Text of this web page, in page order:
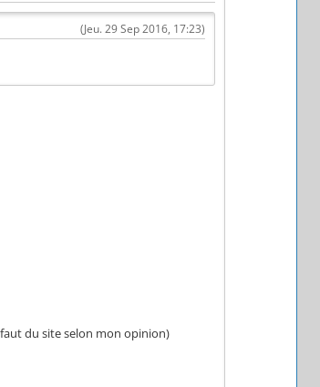
(Jeu. 29 Sep 2016, 17:23)
du site selon mon opinion)